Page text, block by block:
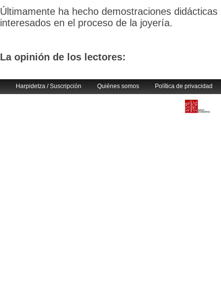
Últimamente ha hecho demostraciones
interesados en el proceso de la joyería.
La opinión de los lectores:
Harpidetza / Suscripción Quiénes somos Política de privacidad